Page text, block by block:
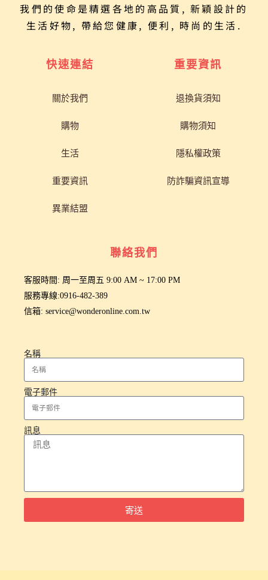
我們的使命是精選各地的高品質, 新穎設計的
生活好物, 帶給您健康, 便利, 時尚的生活.
快速連結
關於我們
購物
生活
重要資訊
異業結盟
重要資訊
退換貨須知
購物須知
隱私權政策
防詐騙資訊宣導
聯絡我們
客服時間: 周一至周五 9:00 AM ~ 17:00 PM
服務專線:0916-482-389
信箱: service@wonderonline.com.tw
名稱
電子郵件
訊息
寄送